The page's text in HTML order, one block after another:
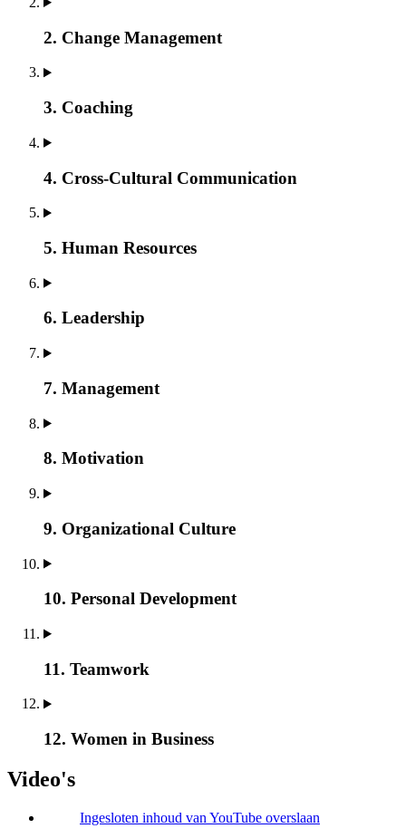
2. Change Management
3. Coaching
4. Cross-Cultural Communication
5. Human Resources
6. Leadership
7. Management
8. Motivation
9. Organizational Culture
10. Personal Development
11. Teamwork
12. Women in Business
Video's
Ingesloten inhoud van YouTube overslaan